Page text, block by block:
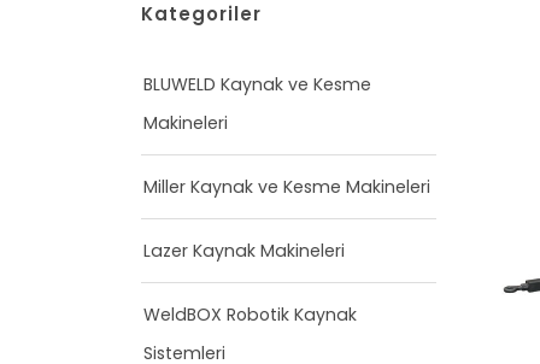
Kategoriler
BLUWELD Kaynak ve Kesme
Makineleri
Miller Kaynak ve Kesme Makineleri
Lazer Kaynak Makineleri
WeldBOX Robotik Kaynak
Sistemleri